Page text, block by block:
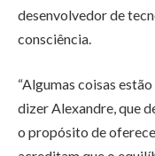
desenvolvedor de
consciência.
“Algumas coisas
dizer Alexandre, que
o propósito de